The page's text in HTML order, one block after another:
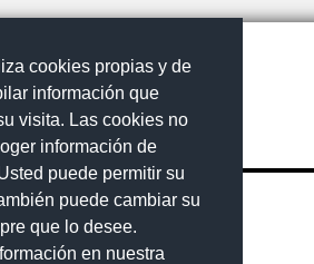
cookies propias y de
información que
visita. Las cookies no
información de
puede permitir su
puede cambiar su
que lo desee.
en nuestra